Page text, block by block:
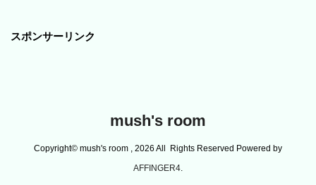
スポンサーリンク
mush's room
Copyright© mush's room , 2026 All Rights Reserved Powered by
AFFINGER4.